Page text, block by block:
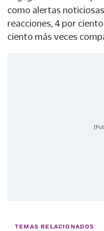
como alertas
reacciones, 4 por
ciento más veces
TEMAS RELACIONADOS